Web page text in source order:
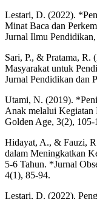
Lestari, D. (2022).
Minat Baca dan
Jurnal Ilmu
Sari, P., & Pratama, R.
Masyarakat untuk
Jurnal Pendidikan dan
Utami, N. (2019).
Anak melalui
Golden Age, 3(2), 105-
Hidayat, A., & Fauzi,
dalam Meningkatkan
5-6 Tahun. *Jurnal
4(1), 85-94.
Lestari, D. (2022).